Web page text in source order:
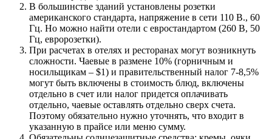
В большинстве зданий установлены розетки
американского стандарта, напряжение в сети 110 В., 60
Гц. Но можно найти отели с евростандартом (260 В, 50
Гц, евророзетки).
При расчетах в отелях и ресторанах могут возникнуть
сложности. Чаевые в размене 10% (горничным и
носильщикам – $1) и правительственный налог 7-8,5%
могут быть включены в стоимость блюд, включены
отдельно в счет или налог придется оплачивать
отдельно, чаевые оставлять отдельно сверх счета.
Поэтому обязательно нужно уточнять, что входит в
указанную в прайсе или меню сумму.